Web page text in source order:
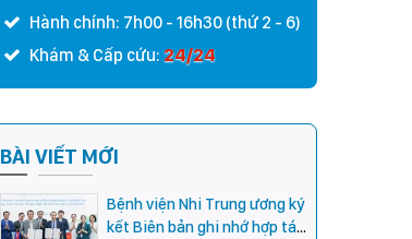
Hành chính: 7h00 - 16h30 (thứ 2 - 6)
Khám & Cấp cứu: 24/24
BÀI VIẾT MỚI
Bệnh viện Nhi Trung ương ký
kết Biên bản ghi nhớ hợp tác